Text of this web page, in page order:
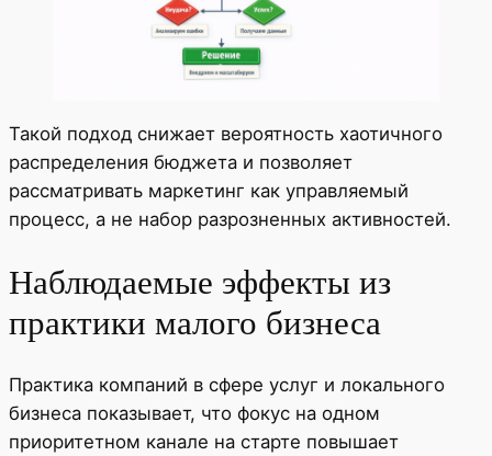
Такой подход снижает вероятность хаотичного
распределения бюджета и позволяет
рассматривать маркетинг как управляемый
процесс, а не набор разрозненных активностей.
Наблюдаемые эффекты из
практики малого бизнеса
Практика компаний в сфере услуг и локального
бизнеса показывает, что фокус на одном
приоритетном канале на старте повышает